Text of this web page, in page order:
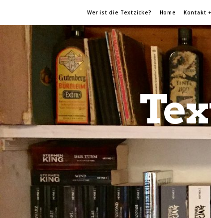
Wer ist die Textzicke? Home Kontakt